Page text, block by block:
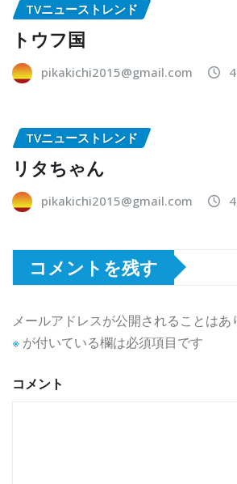
TVニューストレンド
トウフ国
pikakichi2015@gmail.com
TVニューストレンド
リタちゃん
pikakichi2015@gmail.com
コメントを残す
メールアドレスが公開されることはあ
※ が付いている欄は必須項目です
コメント